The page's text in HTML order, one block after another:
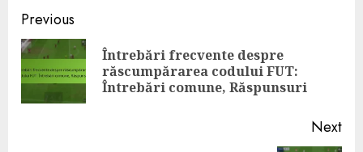
Post
navigation
Previous
Întrebări frecvente despre
răscumpărarea codului FUT:
Întrebări comune, Răspunsuri
Next